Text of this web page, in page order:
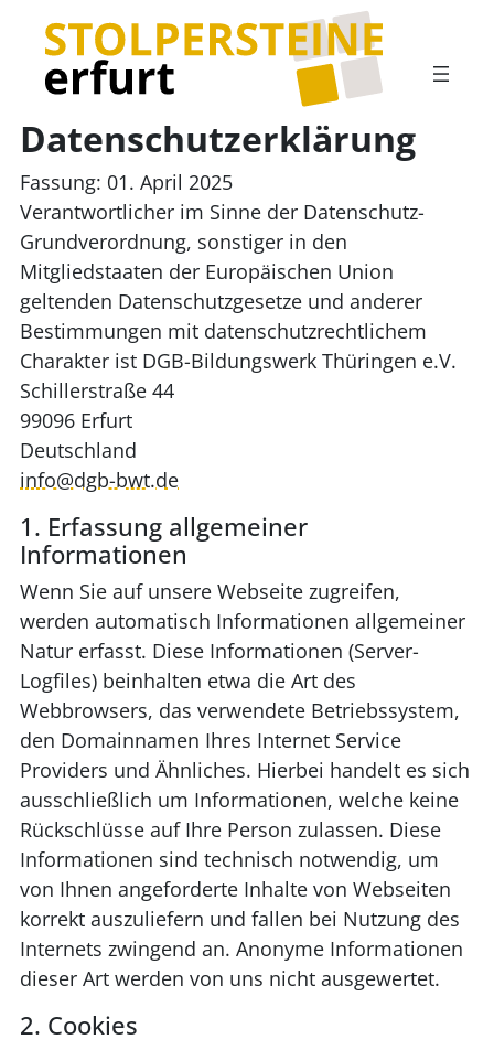
Datenschutzerklärung
Fassung: 01. April 2025
Verantwortlicher im Sinne der Datenschutz-
Grundverordnung, sonstiger in den
Mitgliedstaaten der Europäischen Union
geltenden Datenschutzgesetze und anderer
Bestimmungen mit datenschutzrechtlichem
Charakter ist DGB-Bildungswerk Thüringen e.V.
Schillerstraße 44
99096 Erfurt
Deutschland
info@dgb-bwt.de
1. Erfassung allgemeiner
Informationen
Wenn Sie auf unsere Webseite zugreifen,
werden automatisch Informationen allgemeiner
Natur erfasst. Diese Informationen (Server-
Logfiles) beinhalten etwa die Art des
Webbrowsers, das verwendete Betriebssystem,
den Domainnamen Ihres Internet Service
Providers und Ähnliches. Hierbei handelt es sich
ausschließlich um Informationen, welche keine
Rückschlüsse auf Ihre Person zulassen. Diese
Informationen sind technisch notwendig, um
von Ihnen angeforderte Inhalte von Webseiten
korrekt auszuliefern und fallen bei Nutzung des
Internets zwingend an. Anonyme Informationen
dieser Art werden von uns nicht ausgewertet.
2. Cookies